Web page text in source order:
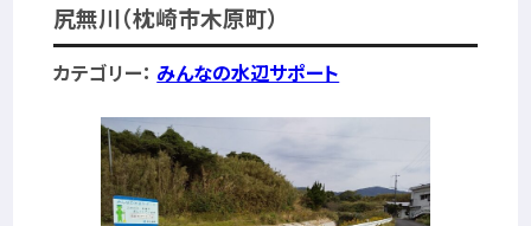
尻無川（枕崎市木原町）
カテゴリー： みんなの水辺サポート